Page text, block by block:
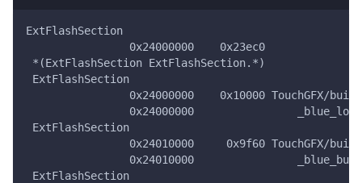
ExtFlashSection
                0x24000000    0x23ec0
*(ExtFlashSection ExtFlashSection.*)
ExtFlashSection
0x24000000    0x10000 TouchGFX/
0x24000000
ExtFlashSection
0x24010000     0x9f60 TouchGFX/
0x24010000
ExtFlashSection